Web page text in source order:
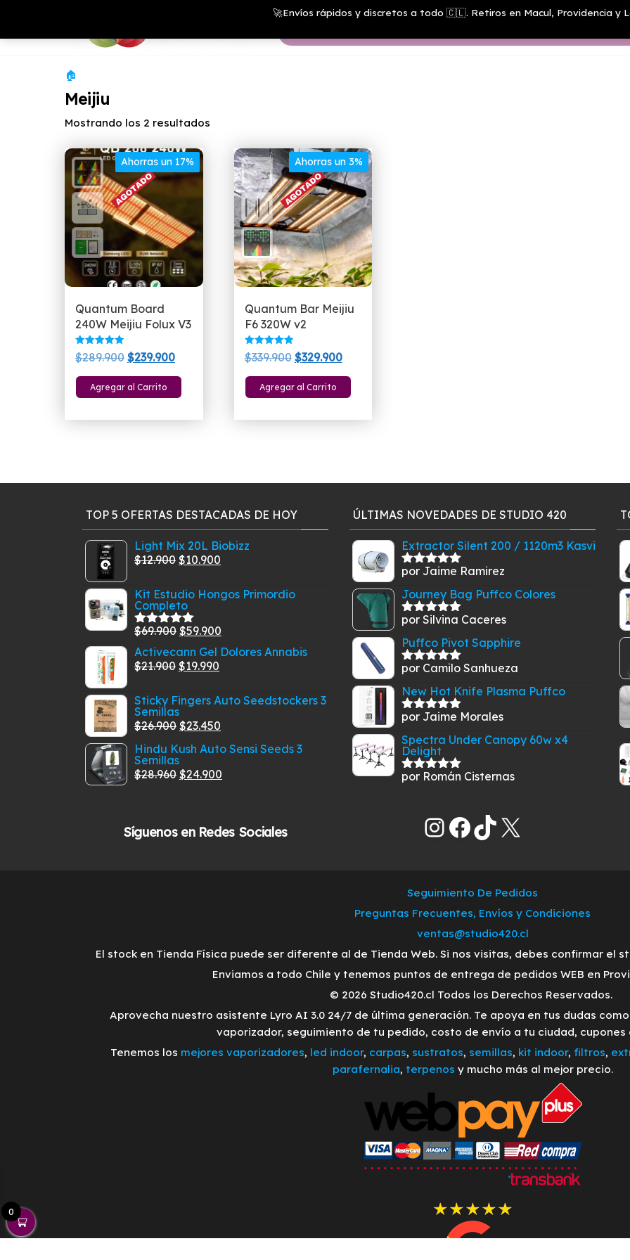
contenido
🚀Envíos rápidos y discretos a todo 🇨🇱. Retiros en Macul, Providencia y
Growshop
& LED
🏠
Meijiu
Mostrando los 2 resultados
precio:
Ahorras un 17%
Quantum Board
240W Meijiu Folux V3
Valorado
con
de 5
$289.900 El
precio
original
$239.900El
precio
actual
Agregar al Carrito
Ahorras un 3%
Quantum Bar Meijiu
F6 320W v2
Valorado
con
de 5
$339.900 El
precio
original
$329.900El
precio
actual
Agregar al Carrito
TOP 5 OFERTAS DESTACADAS DE HOY
Light Mix 20L Biobizz
$12.900 El
original
era:
$12.900.
$10.900
actual
$10.900.
Kit Estudio Hongos Primordio
Completo
Valorado
con
5
$69.900 El
precio
original
$69.900.
$59.900
precio
$59.900.
Activecann Gel Dolores Annabis
$21.900 El
original
era:
$21.900.
$19.990
actual
$19.990.
Sticky Fingers Auto Seedstockers 3
Semillas
$26.900 El
precio
original
era:
$23.450
precio
es:
Hindu Kush Auto Sensi Seeds 3
Semillas
$28.960 El
era:
$24.900
es:
ÚLTIMAS NOVEDADES DE STUDIO 420
Extractor Silent 200 / 1120m3 Kasvi
Valorado
por Jaime Ramirez
Journey Bag Puffco Colores
Valorado
por Silvina Caceres
Puffco Pivot Sapphire
Valorado
por Camilo Sanhueza
New Hot Knife Plasma Puffco
Valorado
por Jaime Morales
Spectra Under Canopy 60w x4
Delight
Valorado
por Román Cisternas
Síguenos en Redes Sociales Instagram
Facebook
TikTok
X
Seguimiento De Pedidos
Preguntas Frecuentes, Envíos y Condiciones
ventas@studio420.cl
El stock en Tienda Física puede ser diferente al de Tienda Web. Si nos visitas, debes confirmar el
Enviamos a todo Chile y tenemos puntos de entrega de pedidos WEB en
© 2026 Studio420.cl Todos los Derechos Reservados.
Aprovecha nuestro asistente Lyro AI 3.0 24/7 de última generación. Te apoya en tus dudas
vaporizador, seguimiento de tu pedido, costo de envío a tu ciudad,
Tenemos los mejores vaporizadores, led indoor, carpas, sustratos, semillas, kit indoor, filtros,
parafernalia, terpenos y mucho más al mejor precio.
0